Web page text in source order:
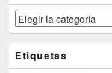
Categorías
Etiquetas